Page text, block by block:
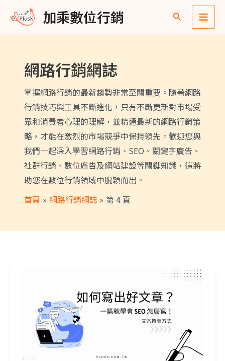
主
加乘數位行銷
Main
網路行銷網誌
掌握網路行銷的最新趨勢非常至關重要。隨著網路
行銷技巧與工具不斷進化，只有不斷更新對市場受
眾和消費者心理的理解，並精通最新的網路行銷策
略，才能在激烈的市場競爭中保持領先。歡迎您與
我們一起深入學習網路行銷、SEO、關鍵字廣告、
社群行銷、數位廣告及網站建設等關鍵知識，這將
助您在數位行銷領域中脫穎而出。
首頁
網路行銷網誌 第 4 頁
章
分
彙